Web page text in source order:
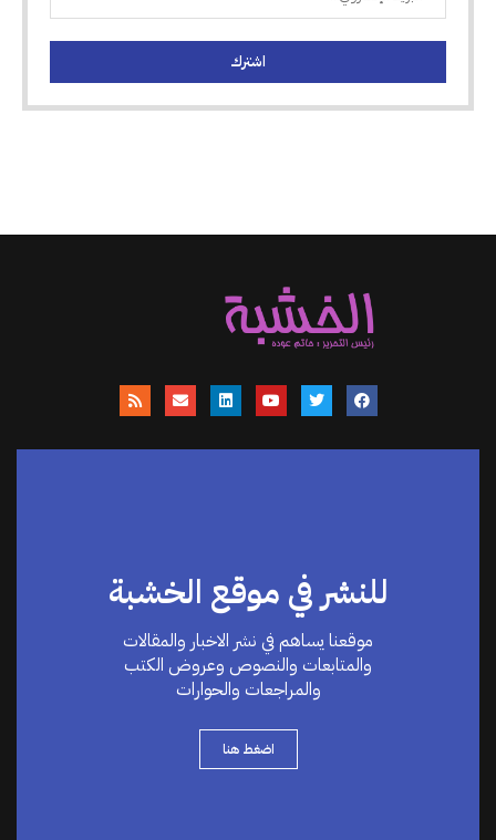
للنشر في موقع الخشبة
موقعنا يساهم في نشر الاخبار والمقالات
والمتابعات والنصوص وعروض الكتب
والمراجعات والحوارات
اضغط هنا